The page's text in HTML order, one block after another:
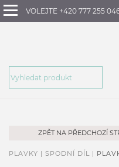
VOLEJTE +420 777 255
ZPĚT NA PŘEDCHOZÍ
PLAVKY | SPODNÍ DÍL |